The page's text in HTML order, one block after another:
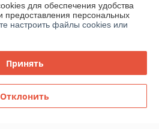
Deal.by
для обеспечения удобства
предоставления персональных
настроить файлы cookies или
Принять
Отклонить